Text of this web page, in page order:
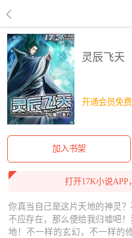
灵辰飞天
开通会员免
加入书架
打开17K小说
你真当自己是这片天地的神灵
不应存在，那么便给我归墟吧
地！不一样的玄幻，不一样的